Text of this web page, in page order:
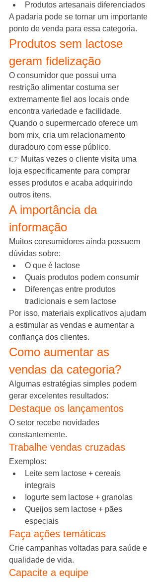
Produtos artesanais diferenciados
A padaria pode se tornar um importante
ponto de venda para essa categoria.
Produtos sem lactose
geram fidelização
O consumidor que possui uma
restrição alimentar costuma ser
extremamente fiel aos locais onde
encontra variedade e facilidade.
Quando o supermercado oferece um
bom mix, cria um relacionamento
duradouro com esse público.
👉 Muitas vezes o cliente visita uma
loja especificamente para comprar
esses produtos e acaba adquirindo
outros itens.
A importância da
informação
Muitos consumidores ainda possuem
dúvidas sobre:
O que é lactose
Quais produtos podem consumir
Diferenças entre produtos
tradicionais e sem lactose
Por isso, materiais explicativos ajudam
a estimular as vendas e aumentar a
confiança dos clientes.
Como aumentar as
vendas da categoria?
Algumas estratégias simples podem
gerar excelentes resultados:
Destaque os lançamentos
O setor recebe novidades
constantemente.
Trabalhe vendas cruzadas
Exemplos:
Leite sem lactose + cereais
integrais
Iogurte sem lactose + granolas
Queijos sem lactose + pães
especiais
Faça ações temáticas
Crie campanhas voltadas para saúde e
qualidade de vida.
Capacite a equipe